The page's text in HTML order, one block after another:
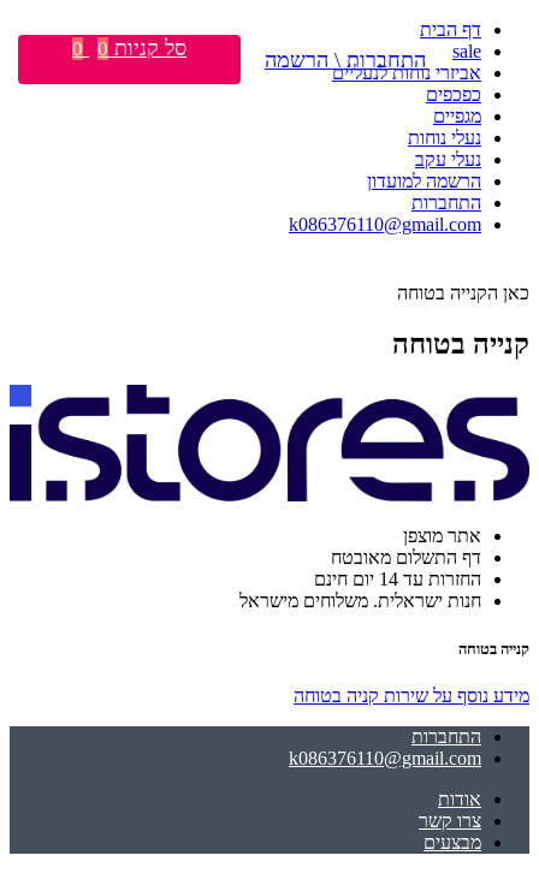
דף הבית
sale
אביזרי נוחות לנעליים
כפכפים
מגפיים
נעלי נוחות
נעלי עקב
הרשמה למועדון
התחברות
k086376110@gmail.com
כאן הקנייה בטוחה
קנייה בטוחה
אתר מוצפן
דף התשלום מאובטח
החזרות עד 14 יום חינם
חנות ישראלית. משלוחים מישראל
קנייה בטוחה
מידע נוסף על שירות קניה בטוחה
התחברות
k086376110@gmail.com
אודות
צרו קשר
מבצעים
התחברות \ הרשמה סל קניות 0
0